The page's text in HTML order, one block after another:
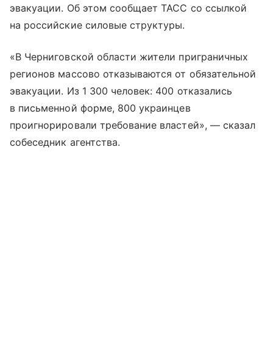
эвакуации. Об этом сообщает ТАСС со ссылкой
на российские силовые структуры.
«В Черниговской области жители приграничных
регионов массово отказываются от обязательной
эвакуации. Из 1 300 человек: 400 отказались
в письменной форме, 800 украинцев
проигнорировали требование властей», — сказал
собеседник агентства.